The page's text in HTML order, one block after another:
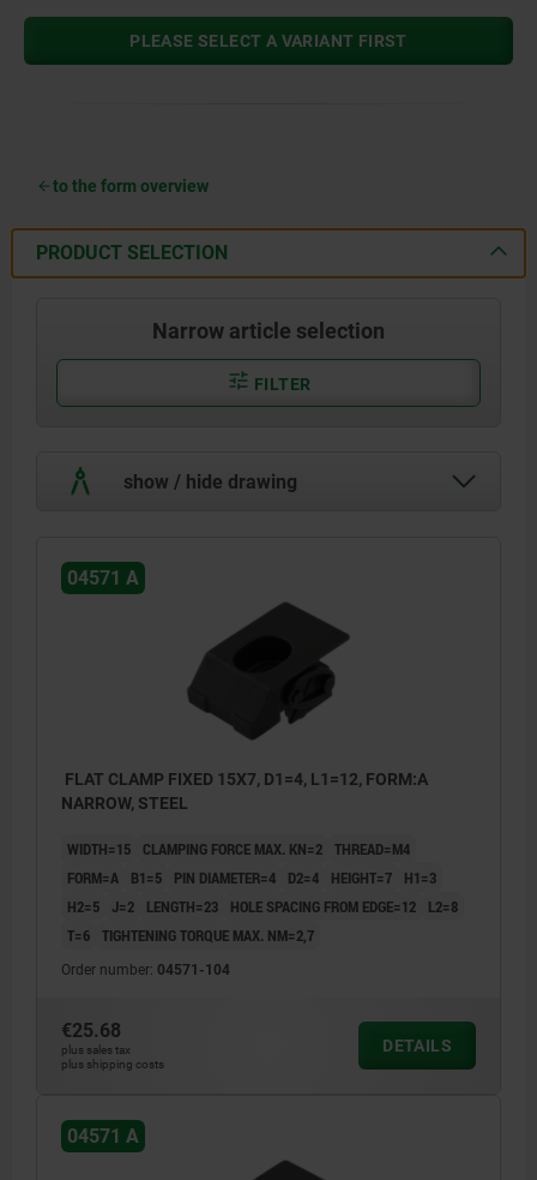
PLEASE SELECT A VARIANT FIRST
to the form overview
PRODUCT SELECTION
Narrow article selection
FILTER
show / hide drawing
Dimension L1 refers to clamped state.
04571 A
FLAT CLAMP FIXED 15X7, D1=4, L1=12, FORM:A
NARROW, STEEL
WIDTH=15 CLAMPING FORCE MAX. KN=2 THREAD=M4
FORM=A
B1=5 PIN DIAMETER=4 D2=4 HEIGHT=7
H1=3
H2=5
J=2 LENGTH=23 HOLE SPACING FROM EDGE=12
L2=8
T=6 TIGHTENING TORQUE MAX. NM=2,7
Order number: 04571-104
€25.68
plus sales tax
plus shipping costs
DETAILS
04571 A